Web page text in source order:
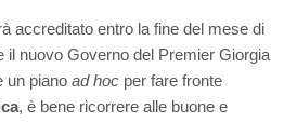
accreditato entro la fine del mese di
il nuovo Governo del Premier Giorgia
un piano ad hoc per fare fronte
, è bene ricorrere alle buone e